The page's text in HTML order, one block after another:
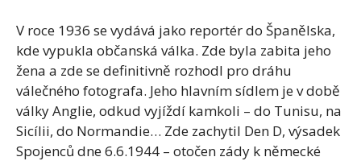
V roce 1936 se vydává jako reportér do Španělska,
kde vypukla občanská válka. Zde byla zabita jeho
žena a zde se definitivně rozhodl pro dráhu
válečného fotografa. Jeho hlavním sídlem je v době
války Anglie, odkud vyjíždí kamkoli – do Tunisu, na
Sicílii, do Normandie… Zde zachytil Den D, výsadek
Spojenců dne 6.6.1944 – otočen zády k německé